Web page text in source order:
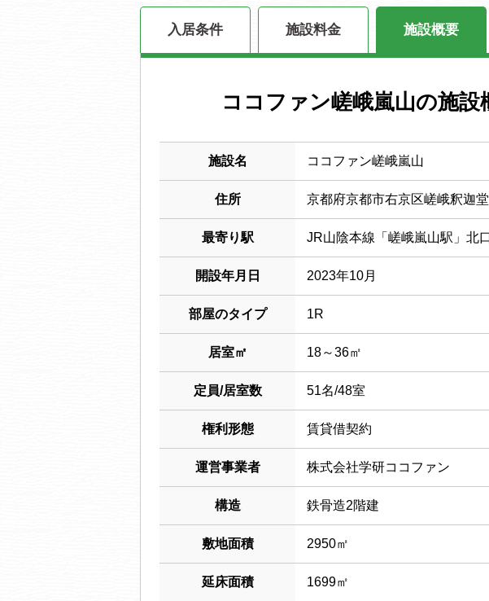
入居条件 施設料金 施設概要
ココファン嵯峨嵐山の施設
施設名 ココファン嵯峨嵐山
住所 京都府京都市右京区嵯峨釈迦
最寄り駅 JR山陰本線「嵯峨嵐山駅」北
開設年月日 2023年10月
部屋のタイプ 1R
居室㎡ 18～36㎡
定員/居室数 51名/48室
権利形態 賃貸借契約
運営事業者 株式会社学研ココファン
構造 鉄骨造2階建
敷地面積 2950㎡
延床面積 1699㎡